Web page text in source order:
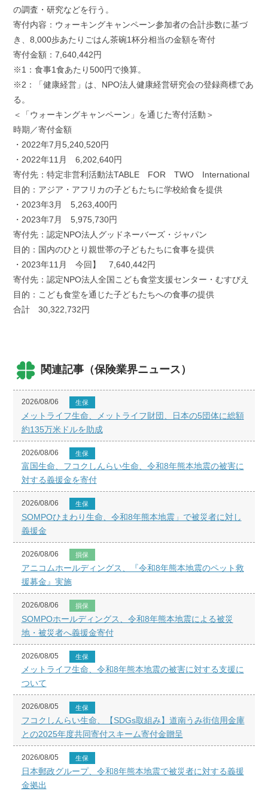
の調査・研究などを行う。
寄付内容：ウォーキングキャンペーン参加者の合計歩数に基づ
き、8,000歩あたりごはん茶碗1杯分相当の金額を寄付
寄付金額：7,640,442円
※1：食事1食あたり500円で換算。
※2：「健康経営」は、NPO法人健康経営研究会の登録商標であ
る。
＜「ウォーキングキャンペーン」を通じた寄付活動＞
時期／寄付金額
・2022年7月5,240,520円
・2022年11月 6,202,640円
寄付先：特定非営利活動法TABLE FOR TWO International
目的：アジア・アフリカの子どもたちに学校給食を提供
・2023年3月 5,263,400円
・2023年7月 5,975,730円
寄付先：認定NPO法人グッドネーバーズ・ジャパン
目的：国内のひとり親世帯の子どもたちに食事を提供
・2023年11月 今回】 7,640,442円
寄付先：認定NPO法人全国こども食堂支援センター・むすびえ
目的：こども食堂を通じた子どもたちへの食事の提供
合計 30,322,732円
関連記事（保険業界ニュース）
2026/08/06 生保
メットライフ生命、メットライフ財団、日本の5団体に総額
約135万米ドルを助成
2026/08/06 生保
富国生命、フコクしんらい生命、令和8年熊本地震の被害に
対する義援金を寄付
2026/08/06 生保
SOMPOひまわり生命、令和8年熊本地震」で被災者に対し
義援金
2026/08/06 損保
アニコムホールディングス、『令和8年熊本地震のペット救
援募金』実施
2026/08/06 損保
SOMPOホールディングス、令和8年熊本地震による被災
地・被災者へ義援金寄付
2026/08/05 生保
メットライフ生命、令和8年熊本地震の被害に対する支援に
ついて
2026/08/05 生保
フコクしんらい生命、【SDGs取組み】道南うみ街信用金庫
との2025年度共同寄付スキーム寄付金贈呈
2026/08/05 生保
日本郵政グループ、令和8年熊本地震で被災者に対する義援
金拠出